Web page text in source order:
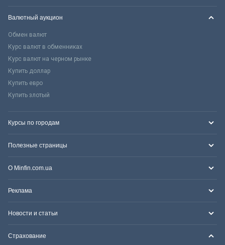
Валютный аукцион
Обмен валют
Курс валют в обменниках
Курс валют на черном рынке
Купить доллар
Купить евро
Купить злотый
Курсы по городам
Полезные страницы
О Minfin.com.ua
Реклама
Новости и статьи
Страхование